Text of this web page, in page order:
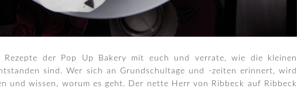
der Pop Up Bakery mit euch und verrate, wie die kleinen
sind. Wer sich an Grundschultage und -zeiten erinnert, wird
und wissen, worum es geht. Der nette Herr von Ribbeck auf Ribbeck